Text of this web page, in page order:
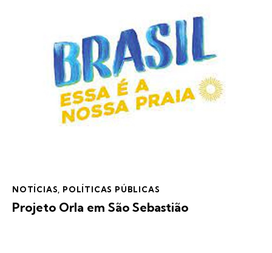
NOTÍCIAS POLÍTICAS PÚBLICAS
Projeto Orla em São Sebastião